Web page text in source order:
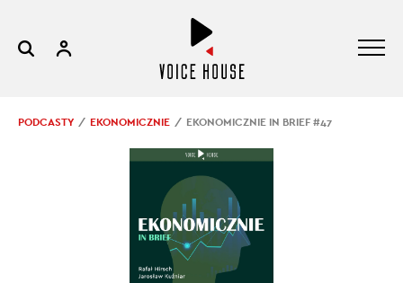
PODCASTY EKONOMICZNIE EKONOMICZNIE IN BRIEF #47